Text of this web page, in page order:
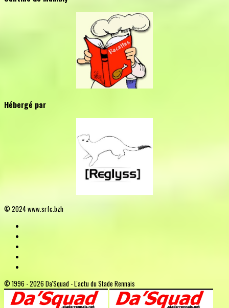
Hébergé par
© 2024 www.srfc.bzh
© 1996 - 2026 Da'Squad - L'actu du Stade Rennais